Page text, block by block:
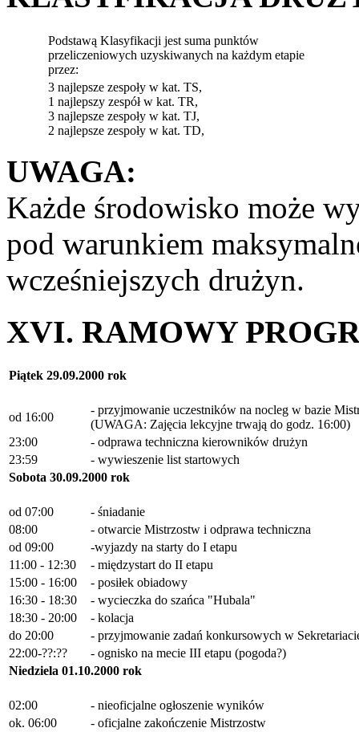
Podstawą Klasyfikacji jest suma punktów
przeliczeniowych uzyskiwanych na każdym etapie
przez:
3 najlepsze zespoły w kat. TS,
1 najlepszy zespół w kat. TR,
3 najlepsze zespoły w kat. TJ,
2 najlepsze zespoły w kat. TD,
UWAGA:
Każde środowisko może
pod warunkiem
wcześniejszych drużyn.
XVI. RAMOWY
Piątek 29.09.2000 rok
od 16:00
- przyjmowanie uczestników na nocleg w bazie
(UWAGA: Zajęcia lekcyjne trwają do godz. 16:00)
23:00
- odprawa techniczna kierowników drużyn
23:59
- wywieszenie list startowych
Sobota 30.09.2000 rok
od 07:00
- śniadanie
08:00
- otwarcie Mistrzostw i odprawa techniczna
od 09:00
-wyjazdy na starty do I etapu
11:00 - 12:30
- międzystart do II etapu
15:00 - 16:00
- posiłek obiadowy
16:30 - 18:30
- wycieczka do szańca "Hubala"
18:30 - 20:00
- kolacja
do 20:00
- przyjmowanie zadań konkursowych w
22:00-??:??
- ognisko na mecie III etapu (pogoda?)
Niedziela 01.10.2000 rok
02:00
- nieoficjalne ogłoszenie wyników
ok. 06:00
- oficjalne zakończenie Mistrzostw